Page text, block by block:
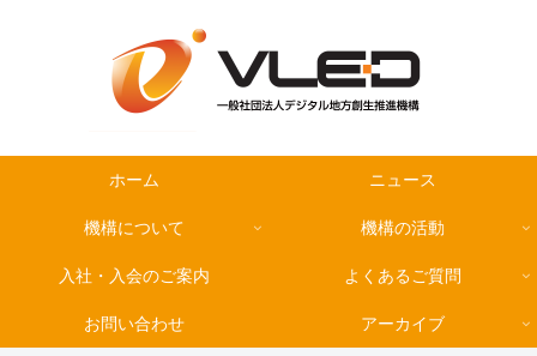
ホーム ニュース
機構について 機構の活動
入社・入会のご案内 よくあるご質問
お問い合わせ アーカイブ